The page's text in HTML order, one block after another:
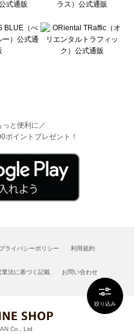
絞り込み
と便利に／
ポイントプレゼント！
プライバシーポリシー 利用規約
業法に基づく記載 お問い合わせ
Co., Ltd